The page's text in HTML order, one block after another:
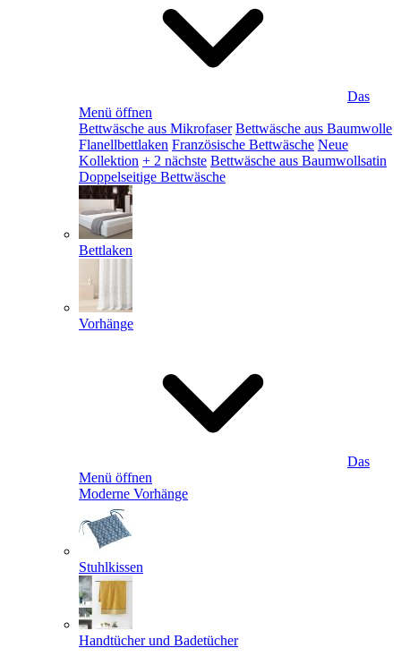
Das
Menü öffnen
Bettwäsche aus Mikrofaser Bettwäsche aus Baumwolle
Flanellbettlaken Französische Bettwäsche Neue
Kollektion + 2 nächste Bettwäsche aus Baumwollsatin
Doppelseitige Bettwäsche
Bettlaken
Vorhänge
Das
Menü öffnen
Moderne Vorhänge
Stuhlkissen
Handtücher und Badetücher